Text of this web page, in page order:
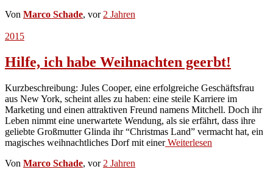
Von Marco Schade, vor 2 Jahren
2015
Hilfe, ich habe Weihnachten geerbt!
Kurzbeschreibung: Jules Cooper, eine erfolgreiche Geschäftsfrau
aus New York, scheint alles zu haben: eine steile Karriere im
Marketing und einen attraktiven Freund namens Mitchell. Doch ihr
Leben nimmt eine unerwartete Wendung, als sie erfährt, dass ihre
geliebte Großmutter Glinda ihr “Christmas Land” vermacht hat, ein
magisches weihnachtliches Dorf mit einerWeiterlesen
Von Marco Schade, vor 2 Jahren